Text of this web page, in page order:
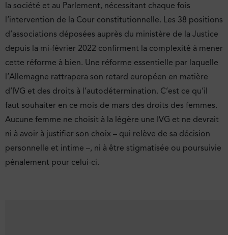
la société et au Parlement, nécessitant chaque fois
l’intervention de la Cour constitutionnelle. Les 38 positions
d’associations déposées auprès du ministère de la Justice
depuis la mi-février 2022 confirment la complexité à mener
cette réforme à bien. Une réforme essentielle par laquelle
l’Allemagne rattrapera son retard européen en matière
d’IVG et des droits à l’autodétermination. C’est ce qu’il
faut souhaiter en ce mois de mars des droits des femmes.
Aucune femme ne choisit à la légère une IVG et ne devrait
ni à avoir à justifier son choix – qui relève de sa décision
personnelle et intime –, ni à être stigmatisée ou poursuivie
pénalement pour celui-ci.